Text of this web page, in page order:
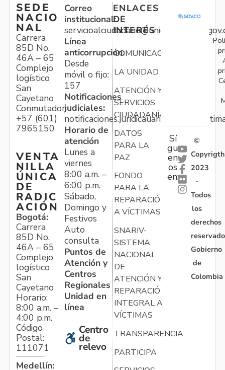
SEDE
NACIO
NAL
Carrera
85D No.
46A – 65
Complejo
logístico
San
Cayetano
Conmutador:
+57 (601)
7965150
VENTA
NILLA
ÚNICA
DE
RADIC
ACIÓN
Bogotá:
Carrera
85D No.
46A – 65
Complejo
logístico
San
Cayetano
Horario:
8:00 a.m. –
4:00 p.m.
Código
Postal:
111071
Medellín:
Correo
institucional:
Línea
anticorrupción:
Desde
móvil o fijo:
157
Notificaciones
judiciales:
Horario de
atención
Lunes a
viernes
8:00 a.m. –
6:00 p.m.
Sábado,
Domingo y
Festivos
Auto
consulta
Puntos de
Atención y
Centros
Regionales
Unidad en
línea
Centro
de
relevo
ENLACES
DE
INTERÉS
COMUNICACIONES
LA UNIDAD
ATENCIÓN Y
SERVICIOS
CIUDADANÍA
DATOS
PARA LA
PAZ
FONDO
PARA LA
REPARACIÓN
A VÍCTIMAS
SNARIV-
SISTEMA
NACIONAL
DE
ATENCIÓN Y
REPARACIÓN
INTEGRAL A
VÍCTIMAS
TRANSPARENCIA
PARTICIPA
Sí
gu
en
os
en:
©
Copyrigth
2023
-
Todos
los
derechos
Gobierno
de
Colombia